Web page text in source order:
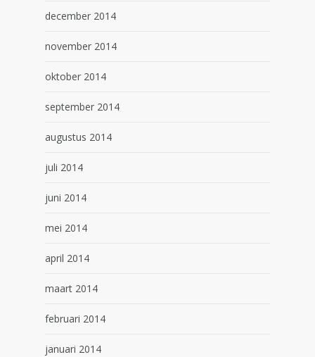
december 2014
november 2014
oktober 2014
september 2014
augustus 2014
juli 2014
juni 2014
mei 2014
april 2014
maart 2014
februari 2014
januari 2014